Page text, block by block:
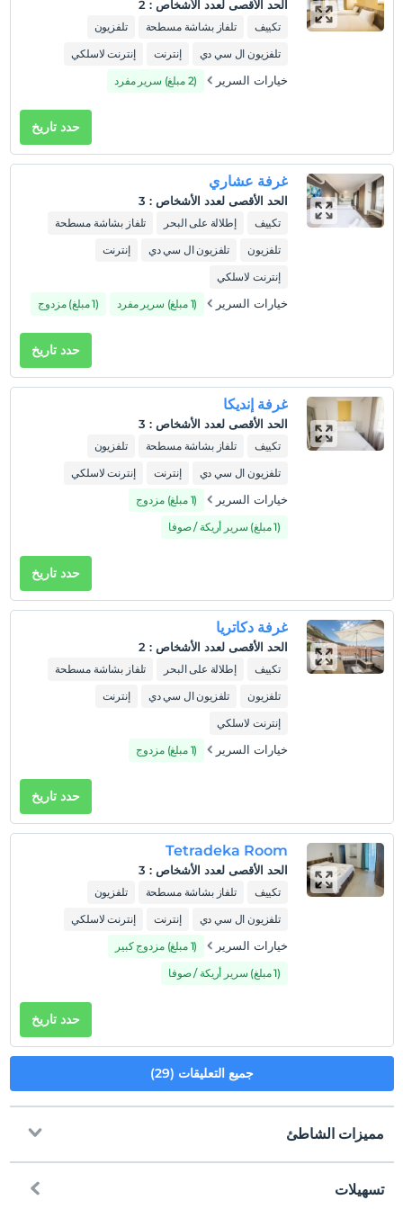
الحد الأقصى لعدد الأشخاص :
2
تكييف تلفاز بشاشة مسطحة
تلفزيون
تلفزيون ال سي دي
إنترنت إنترنت لاسلكي
خيارات السرير (2 مبلغ) سرير مفرد
حدد تاريخ
غرفة عشاري
الحد الأقصى لعدد الأشخاص :
3
تكييف إطلالة على البحر
تلفاز بشاشة مسطحة
تلفزيون
تلفزيون ال سي دي
إنترنت
إنترنت لاسلكي
خيارات السرير (1 مبلغ) سرير مفرد (1 مبلغ) مزدوج
حدد تاريخ
غرفة إنديكا
الحد الأقصى لعدد الأشخاص :
3
تكييف تلفاز بشاشة مسطحة
تلفزيون
تلفزيون ال سي دي
إنترنت إنترنت لاسلكي
خيارات السرير
(1 مبلغ) مزدوج
(1 مبلغ) سرير أريكة / صوفا
حدد تاريخ
غرفة دكاتريا
الحد الأقصى لعدد الأشخاص :
2
تكييف إطلالة على البحر
تلفاز بشاشة مسطحة
تلفزيون
تلفزيون ال سي دي
إنترنت
إنترنت لاسلكي
خيارات السرير (1 مبلغ) مزدوج
حدد تاريخ
Tetradeka Room
الحد الأقصى لعدد الأشخاص :
3
تكييف تلفاز بشاشة مسطحة
تلفزيون
تلفزيون ال سي دي
إنترنت إنترنت لاسلكي
خيارات السرير
(1 مبلغ) مزدوج كبير
(1 مبلغ) سرير أريكة / صوفا
حدد تاريخ
جميع التعليقات (29)
مميزات الشاطئ
تسهيلات